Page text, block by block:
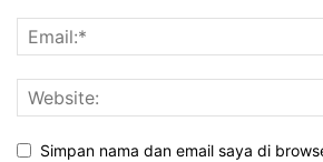
Simpan nama dan email saya di